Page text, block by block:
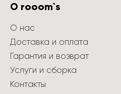
О rooom`s
О нас
Доставка и оплата
Гарантия и возврат
Услуги и сборка
Контакты